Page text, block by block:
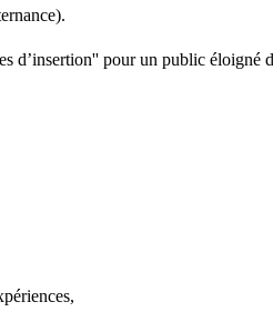
d’insertion'' pour un public éloigné